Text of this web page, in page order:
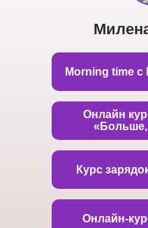
Онлайн
«Больше,
Курс
Онлайн-
Morning time